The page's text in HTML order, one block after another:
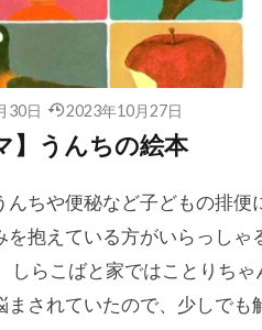
30日 2023年10月27日
】うんちの絵本
んちや便秘など子どもの排便
を抱えている方がいらっしゃ
しらこばと家ではことりちゃ
まされていたので、少しでも